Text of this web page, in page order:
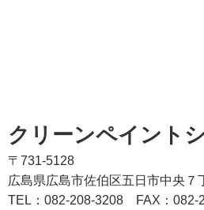
クリーンペイント
〒731-5128
広島県広島市佐伯区五日市中央７
TEL：082‐208‐3208
FAX：082-